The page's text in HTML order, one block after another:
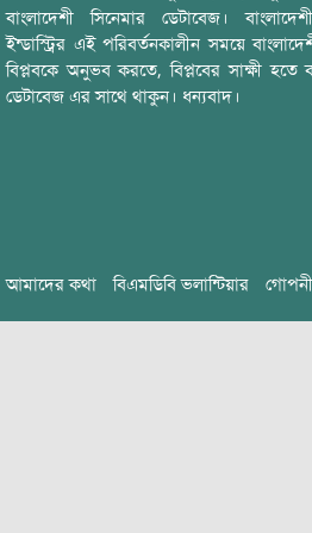
বাংলাদেশী সিনেমার ডেটাবেজ।
ইন্ডাস্ট্রির এই পরিবর্তনকালীন সময়ে
বিপ্লবকে অনুভব করতে, বিপ্লবের সাক্ষী হতে
ডেটাবেজ এর সাথে থাকুন। ধন্যবাদ।
আমাদের কথা বিএমডিবি ভলান্টিয়ার